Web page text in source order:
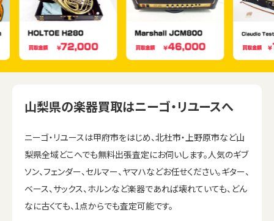
山梨県の楽器買取はニーゴ・リユースへ
ニーゴ・リユースは甲府市をはじめ、北杜市・上野原市など山
梨県全域どこへでも無料出張査定にお伺いします。人気のギブ
ソン、フェンダー、セルマー、ヤマハなどお任せください。ギター、
ベース、サックス、ホルンなど楽器であれば壊れていても、どん
なに古くても、1点からでも査定可能です。